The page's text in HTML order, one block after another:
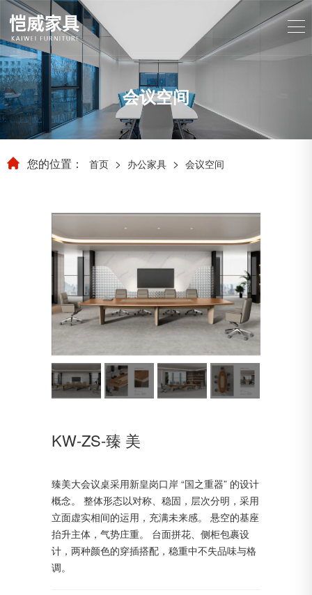
会议空间
您的位置： 首页 > 办公家具 > 会议空间
KW-ZS-臻 美
臻美大会议桌采用新皇岗口岸 “国之重器” 的设计
概念。 整体形态以对称、稳固，层次分明，采用
立面虚实相间的运用，充满未来感。 悬空的基座
抬升主体，气势庄重。 台面拼花、侧柜包裹设
计，两种颜色的穿插搭配，稳重中不失品味与格
调。